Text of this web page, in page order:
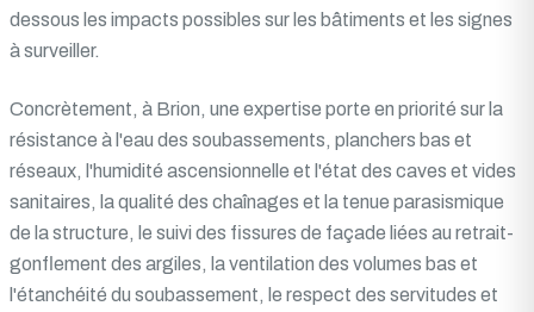
dessous les impacts possibles sur les bâtiments et les signes
à surveiller.
Concrètement, à Brion, une expertise porte en priorité sur la
résistance à l'eau des soubassements, planchers bas et
réseaux, l'humidité ascensionnelle et l'état des caves et vides
sanitaires, la qualité des chaînages et la tenue parasismique
de la structure, le suivi des fissures de façade liées au retrait-
gonflement des argiles, la ventilation des volumes bas et
l'étanchéité du soubassement, le respect des servitudes et